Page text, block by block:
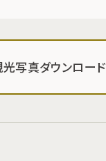
写真ダウンロード